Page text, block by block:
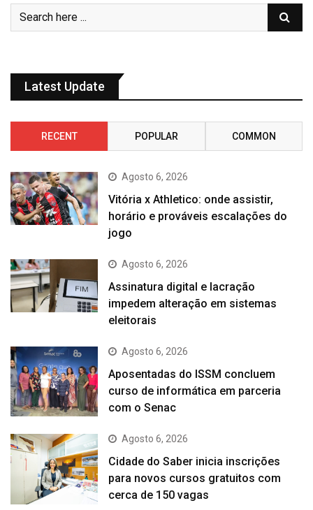
Latest Update
RECENT POPULAR COMMON
Agosto 6, 2026
Vitória x Athletico: onde assistir,
horário e prováveis escalações do
jogo
Agosto 6, 2026
Assinatura digital e lacração
impedem alteração em sistemas
eleitorais
Agosto 6, 2026
Aposentadas do ISSM concluem
curso de informática em parceria
com o Senac
Agosto 6, 2026
Cidade do Saber inicia inscrições
para novos cursos gratuitos com
cerca de 150 vagas